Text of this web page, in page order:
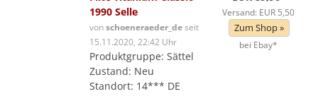
1990 Selle
vonschoeneraeder_deseit
15.11.2020, 22:42 Uhr
Produktgruppe: Sättel
Zustand: Neu
Standort: 14*** DE
Versand: EUR 5,50
Zum Shop »
bei Ebay*